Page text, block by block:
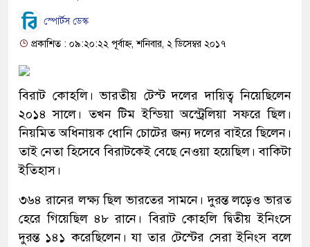
স্পোর্টস ডেস্ক
প্রকাশিত : ০৯:২০:২২ পূর্বাহ্ন, শনিবার, ২ ডিসেম্বর ২০১৭
বিরাট কোহলি। ভারতীয় টেস্ট দলের দায়িত্ব নিয়েছিলেন
২০১৪ সালে। তখন টিম ইন্ডিয়া অস্ট্রেলিয়া সফরে ছিল।
নিয়মিত অধিনায়ক ধোনি চোটের জন্য দলের বাইরে ছিলেন।
তাই নেতা হিসেবে বিরাটকেই বেছে নেওয়া হয়েছিল। বাকিটা
ইতিহাস।
৩৬৪ রানের লক্ষ্য ছিল ভারতের সামনে। দুরন্ত লড়েও ভারত
হেরে গিয়েছিল ৪৮ রানে। বিরাট কোহলি দ্বিতীয় ইনিংসে
দুরন্ত ১৪১ করেছিলেন। যা তার টেস্টের সেরা ইনিংস বলে